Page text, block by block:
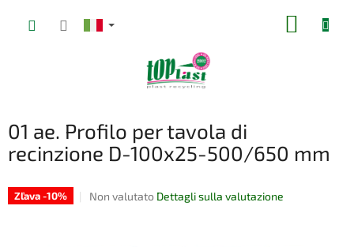
01 ae. Profilo per tavola di
recinzione D-100x25-500/650 mm
Zľava -10%
La
Non valutato Dettagli sulla valutazione